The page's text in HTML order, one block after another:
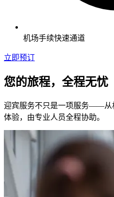
机场手续快速通道
立即预订
您的旅程，全程无忧
迎宾服务不只是一项服务——从
体验，由专业人员全程协助。